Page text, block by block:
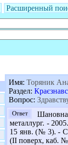
Расширенный
Имя: Торяник
Раздел:
Вопрос:
Ответ
Шановна
металлург. -
15 янв. (№ 3). - С.
(ІІ поверх, каб.